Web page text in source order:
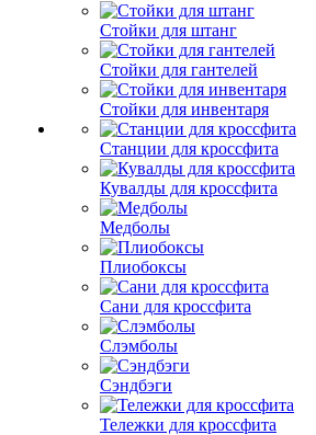
Стойки для штанг
Стойки для гантелей
Стойки для инвентаря
Станции для кроссфита
Кувалды для кроссфита
Медболы
Плиобоксы
Сани для кроссфита
Слэмболы
Сэндбэги
Тележки для кроссфита